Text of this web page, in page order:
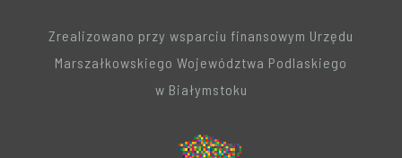
Zrealizowano przy wsparciu finansowym Urzędu
Marszałkowskiego Województwa Podlaskiego
w Białymstoku